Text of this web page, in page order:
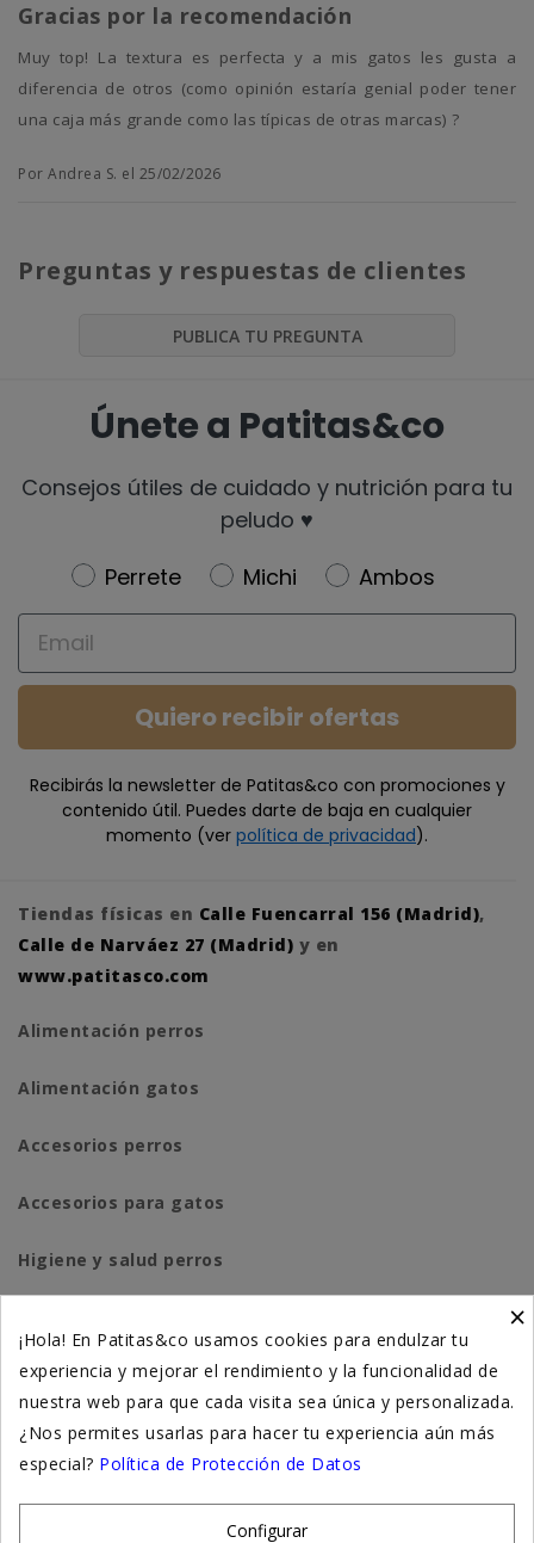
Gracias por la recomendación
Muy top! La textura es perfecta y a mis gatos les gusta a
diferencia de otros (como opinión estaría genial poder tener
una caja más grande como las típicas de otras marcas) ?
Por Andrea S. el 25/02/2026
Preguntas y respuestas de clientes
PUBLICA TU PREGUNTA
Únete a Patitas&co
Consejos útiles de cuidado y nutrición para tu
peludo ♥️
Newsletter
Perrete Michi
Ambos
Email
Quiero recibir ofertas
Recibirás la newsletter de Patitas&co con promociones y
contenido útil. Puedes darte de baja en cualquier
momento (ver política de privacidad).
Tiendas físicas en Calle Fuencarral 156 (Madrid),
Calle de Narváez 27 (Madrid) y en
www.patitasco.com
Alimentación perros
Alimentación gatos
Accesorios perros
Accesorios para gatos
Higiene y salud perros
Suplementación natural
Otros
×
¡Hola! En Patitas&co usamos cookies para endulzar tu
experiencia y mejorar el rendimiento y la funcionalidad de
nuestra web para que cada visita sea única y personalizada.
¿Nos permites usarlas para hacer tu experiencia aún más
especial? Política de Protección de Datos
Configurar